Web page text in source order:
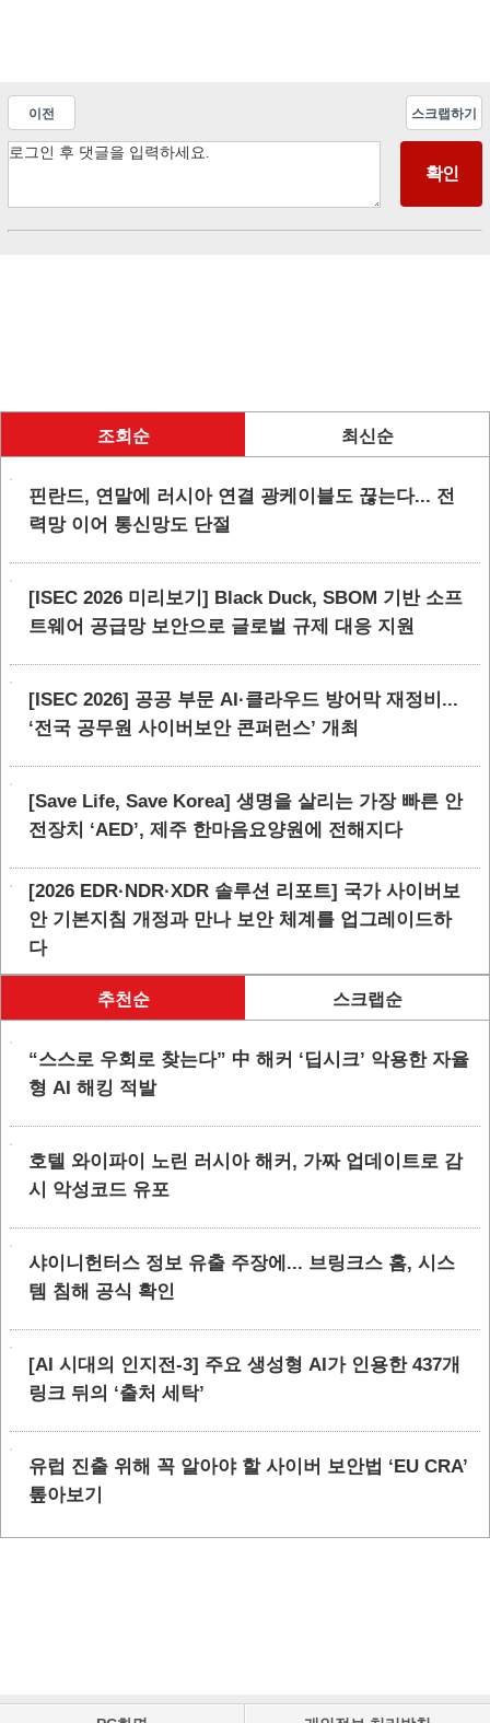
이전 스크랩하기
조회순 최신순
핀란드, 연말에 러시아 연결 광케이블도 끊는다... 전
력망 이어 통신망도 단절
[ISEC 2026 미리보기] Black Duck, SBOM 기반 소프
트웨어 공급망 보안으로 글로벌 규제 대응 지원
[ISEC 2026] 공공 부문 AI·클라우드 방어막 재정비...
‘전국 공무원 사이버보안 콘퍼런스’ 개최
[Save Life, Save Korea] 생명을 살리는 가장 빠른 안
전장치 ‘AED’, 제주 한마음요양원에 전해지다
[2026 EDR·NDR·XDR 솔루션 리포트] 국가 사이버보
안 기본지침 개정과 만나 보안 체계를 업그레이드하
다
추천순 스크랩순
“스스로 우회로 찾는다” 中 해커 ‘딥시크’ 악용한 자율
형 AI 해킹 적발
호텔 와이파이 노린 러시아 해커, 가짜 업데이트로 감
시 악성코드 유포
샤이니헌터스 정보 유출 주장에... 브링크스 홈, 시스
템 침해 공식 확인
[AI 시대의 인지전-3] 주요 생성형 AI가 인용한 437개
링크 뒤의 ‘출처 세탁’
유럽 진출 위해 꼭 알아야 할 사이버 보안법 ‘EU CRA’
톺아보기